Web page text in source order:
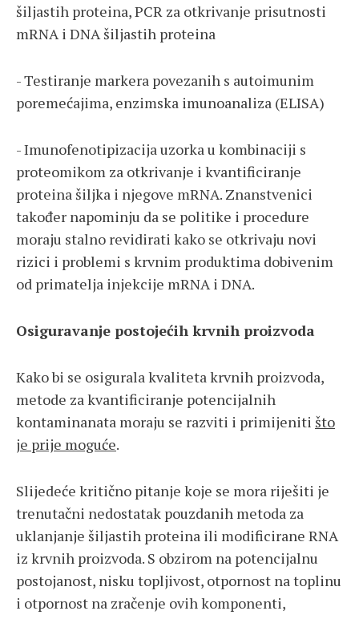
šiljastih proteina, PCR za otkrivanje prisutnosti
mRNA i DNA šiljastih proteina
- Testiranje markera povezanih s autoimunim
poremećajima, enzimska imunoanaliza (ELISA)
- Imunofenotipizacija uzorka u kombinaciji s
proteomikom za otkrivanje i kvantificiranje
proteina šiljka i njegove mRNA. Znanstvenici
također napominju da se politike i procedure
moraju stalno revidirati kako se otkrivaju novi
rizici i problemi s krvnim produktima dobivenim
od primatelja injekcije mRNA i DNA.
Osiguravanje postojećih krvnih proizvoda
Kako bi se osigurala kvaliteta krvnih proizvoda,
metode za kvantificiranje potencijalnih
kontaminanata moraju se razviti i primijeniti što
je prije moguće.
Slijedeće kritično pitanje koje se mora riješiti je
trenutačni nedostatak pouzdanih metoda za
uklanjanje šiljastih proteina ili modificirane RNA
iz krvnih proizvoda. S obzirom na potencijalnu
postojanost, nisku topljivost, otpornost na toplinu
i otpornost na zračenje ovih komponenti,